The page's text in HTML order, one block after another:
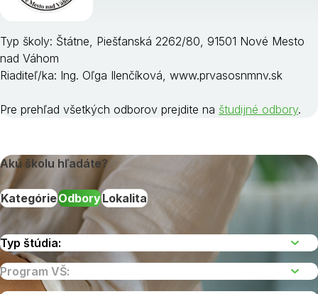
Typ školy: Štátne, Piešťanská 2262/80, 91501 Nové Mesto
nad Váhom
Riaditeľ/ka: Ing. Oľga Ilenčíková, www.prvasosnmnv.sk
Pre prehľad všetkých odborov prejdite na študijné odbory.
Akú školu hľadáte?
KategórieOdboryLokalita